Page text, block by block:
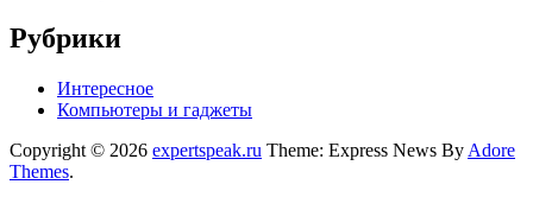
Рубрики
Интересное
Компьютеры и гаджеты
Copyright © 2026 expertspeak.ru Theme: Express News By Adore
Themes.